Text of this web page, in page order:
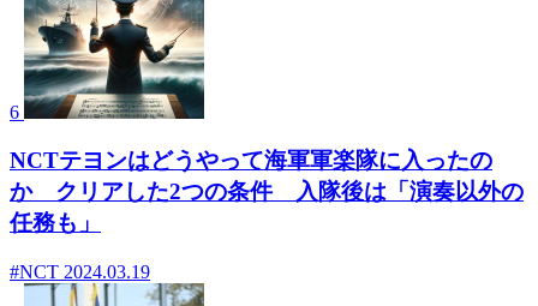
6
NCTテヨンはどうやって海軍軍楽隊に入ったの
か クリアした2つの条件 入隊後は「演奏以外の
任務も」
#NCT 2024.03.19